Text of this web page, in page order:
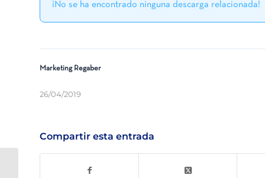
¡No se ha encontrado ninguna descarga relacionada!
Marketing Regaber
26/04/2019
Compartir esta entrada
AP-P1-005 – Controlador GALPRO AC